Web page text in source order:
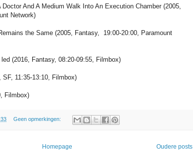
And A Medium Walk Into An Execution Chamber (2005,
Network)
the Same (2005, Fantasy, 19:00-20:00, Paramount
(2016, Fantasy, 08:20-09:55, Filmbox)
11:35-13:10, Filmbox)
Filmbox)
Geen opmerkingen:
Oudere posts
Homepage